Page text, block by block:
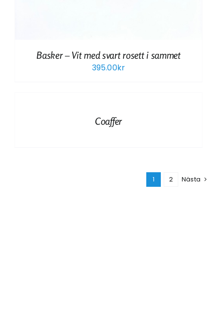
Basker – Vit med svart rosett i sammet
395.00kr
Coaffer
1 2 Nästa